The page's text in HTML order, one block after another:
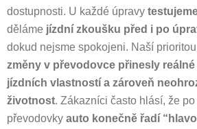
dostupnosti. U každé úpravy
děláme jízdní zkoušku před i po
dokud nejsme spokojeni. Naší
změny v převodovce přinesly
jízdních vlastností a zároveň
životnost. Zákazníci často hlásí, že po
převodovky auto konečně řadí